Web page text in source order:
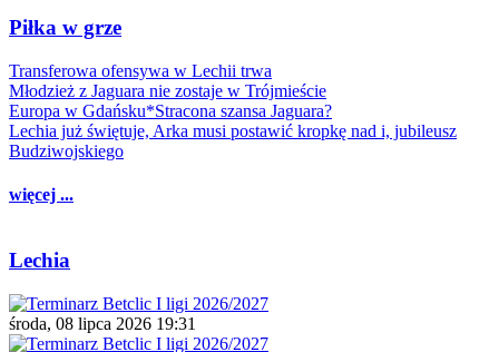
Piłka w grze
Transferowa ofensywa w Lechii trwa
Młodzież z Jaguara nie zostaje w Trójmieście
Europa w Gdańsku*Stracona szansa Jaguara?
Lechia już świętuje, Arka musi postawić kropkę nad i, jubileusz
Budziwojskiego
więcej ...
Lechia
środa, 08 lipca 2026 19:31